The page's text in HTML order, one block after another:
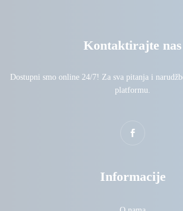
Kontaktirajte nas
Dostupni smo online 24/7! Za sva pitanja i
platformu.
Informacije